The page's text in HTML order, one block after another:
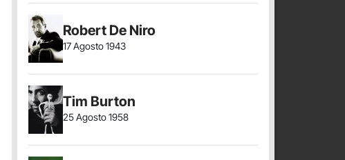
Robert De Niro
17 Agosto 1943
Tim Burton
25 Agosto 1958